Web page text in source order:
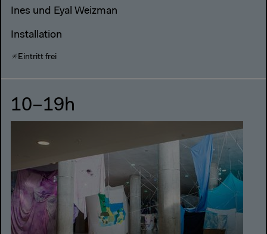
Ines und Eyal Weizman
Installation
Eintritt frei
10–19h